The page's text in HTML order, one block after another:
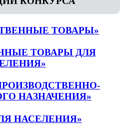
ТОВАРЫ»
ТОВАРЫ ДЛЯ
НАЗНАЧЕНИЯ»
НАСЕЛЕНИЯ»